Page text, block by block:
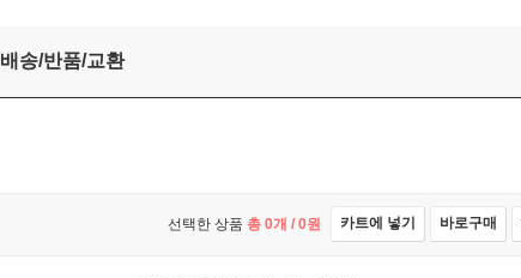
배송/반품/교환
선택한 상품 총 0개 / 0원 카트에 넣기 바로구매